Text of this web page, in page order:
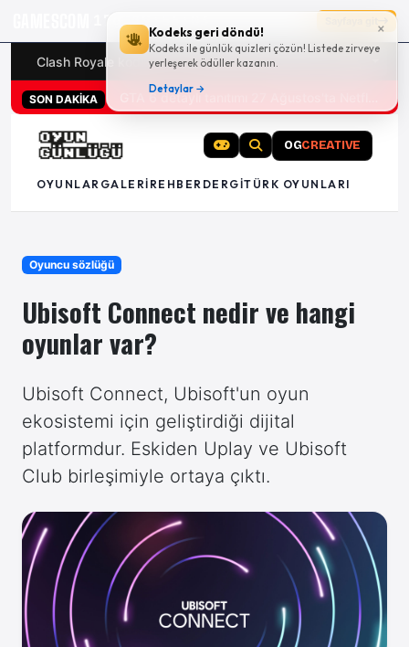
×
Kodeks geri döndü!
Kodeks ile günlük quizleri çözün! Listede zirveye
yerleşerek ödüller kazanın.
Detaylar →
17g 19:56:02
Clash Royale kodları Türk oyunları (PC ve konsollar) -
SON DAKİKA
OGCREATIVE
OYUNLAR GALERI REHBER DERGITÜRK OYUNLARI
Oyuncu sözlüğü
Ubisoft Connect nedir ve hangi
oyunlar var?
Ubisoft Connect, Ubisoft'un oyun
ekosistemi için geliştirdiği dijital
platformdur. Eskiden Uplay ve Ubisoft
Club birleşimiyle ortaya çıktı.